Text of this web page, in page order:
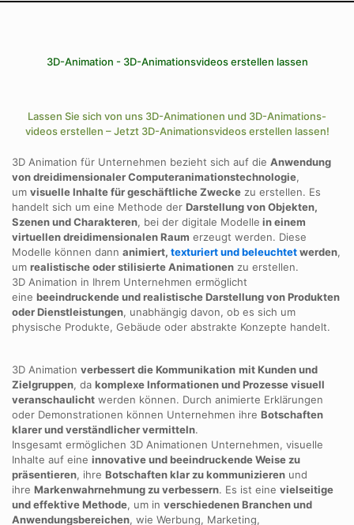
3D-Animation - 3D-Animationsvideos erstellen lassen
Lassen Sie sich von uns 3D-Animationen und 3D-Animations-
videos erstellen – Jetzt 3D-Animationsvideos erstellen lassen!
3D Animation für Unternehmen bezieht sich auf die Anwendung
von dreidimensionaler Computeranimationstechnologie,
um visuelle Inhalte für geschäftliche Zwecke zu erstellen. Es
handelt sich um eine Methode der Darstellung von Objekten,
Szenen und Charakteren, bei der digitale Modelle in einem
virtuellen dreidimensionalen Raum erzeugt werden. Diese
Modelle können dann animiert, texturiert und beleuchtetwerden,
um realistische oder stilisierte Animationen zu erstellen.
3D Animation in Ihrem Unternehmen ermöglicht
eine beeindruckende und realistische Darstellung von Produkten
oder Dienstleistungen, unabhängig davon, ob es sich um
physische Produkte, Gebäude oder abstrakte Konzepte handelt.
3D Animation verbessert die Kommunikation mit Kunden und
Zielgruppen, da komplexe Informationen und Prozesse visuell
veranschaulicht werden können. Durch animierte Erklärungen
oder Demonstrationen können Unternehmen ihre Botschaften
klarer und verständlicher vermitteln.
Insgesamt ermöglichen 3D Animationen Unternehmen, visuelle
Inhalte auf eine innovative und beeindruckende Weise zu
präsentieren, ihre Botschaften klar zu kommunizieren und
ihre Markenwahrnehmung zu verbessern. Es ist eine vielseitige
und effektive Methode, um in verschiedenen Branchen und
Anwendungsbereichen, wie Werbung, Marketing,